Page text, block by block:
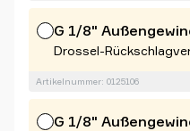
G 1/8"
Drossel-
Artikelnummer: 0125106
G 1/8"